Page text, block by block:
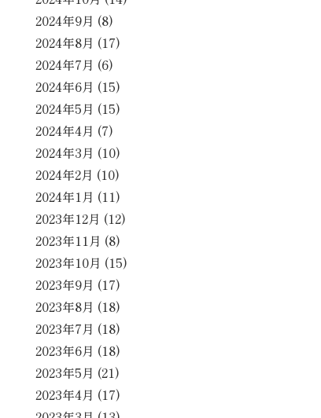
2024年9月 (8)
2024年8月 (17)
2024年7月 (6)
2024年6月 (15)
2024年5月 (15)
2024年4月 (7)
2024年3月 (10)
2024年2月 (10)
2024年1月 (11)
2023年12月 (12)
2023年11月 (8)
2023年10月 (15)
2023年9月 (17)
2023年8月 (18)
2023年7月 (18)
2023年6月 (18)
2023年5月 (21)
2023年4月 (17)